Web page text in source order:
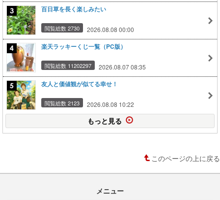
百日草を長く楽しみたい
閲覧総数 2730 2026.08.08 00:00
楽天ラッキーくじ一覧（PC版）
閲覧総数 11202297 2026.08.07 08:35
友人と価値観が似てる幸せ！
閲覧総数 2123 2026.08.08 10:22
もっと見る
このページの上に戻る
メニュー